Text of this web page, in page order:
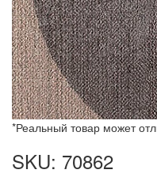
*Реальный товар может
SKU: 70862